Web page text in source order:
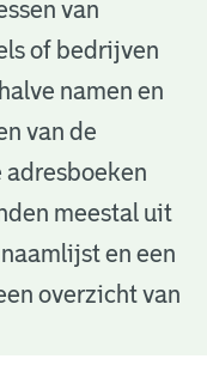
van
of bedrijven
namen en
van de
adresboeken
meestal uit
en een
overzicht van